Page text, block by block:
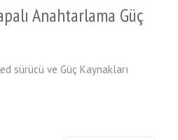
Anahtarlama Güç
sürücü ve Güç Kaynakları